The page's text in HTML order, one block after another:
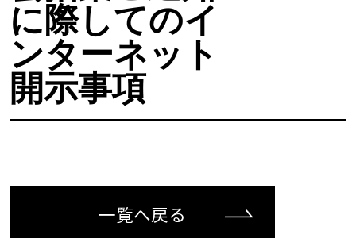
に際してのイ
ンターネット
開示事項
一覧へ戻る